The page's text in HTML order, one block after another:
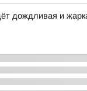
дождливая и